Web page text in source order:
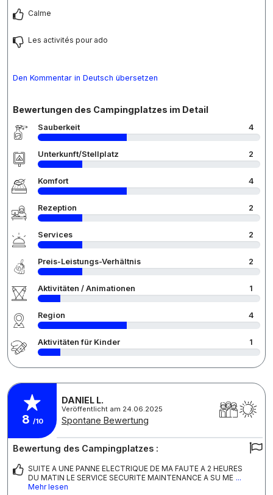
Calme
Les activités pour ado
Den Kommentar in Deutsch übersetzen
Bewertungen des Campingplatzes im Detail
Sauberkeit 4
Unterkunft/Stellplatz 2
Komfort 4
Rezeption 2
Services 2
Preis-Leistungs-Verhältnis 2
Aktivitäten / Animationen 1
Region 4
Aktivitäten für Kinder 1
8 /10
DANIEL L.
Veröffentlicht am 24.06.2025
Spontane Bewertung
Bewertung des Campingplatzes :
SUITE A UNE PANNE ELECTRIQUE DE MA FAUTE A 2 HEURES
DU MATIN LE SERVICE SECURITE MAINTENANCE A SU ME ...
Mehr lesen